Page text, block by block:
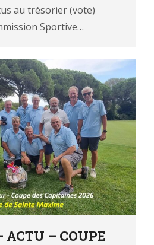
au trésorier (vote)
Sportive…
ACTU – COUPE